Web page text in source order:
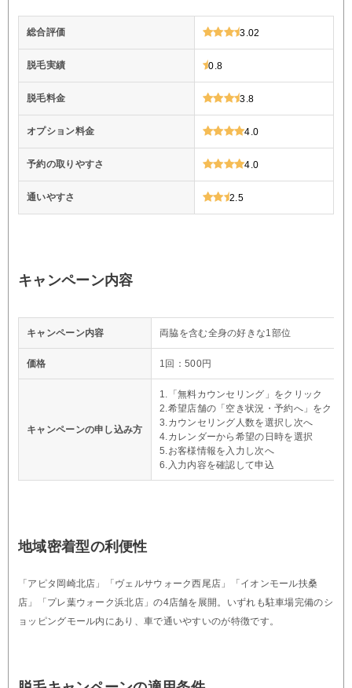
総合評価 3.02
脱毛実績 0.8
脱毛料金 3.8
オプション料金 4.0
予約の取りやすさ 4.0
通いやすさ 2.5
キャンペーン内容
キャンペーン内容 両脇を含む全身の好きな1部位
価格 1回：500円
キャンペーンの申し込み方
1.「無料カウンセリング」をクリック
2.希望店舗の「空き状況・予約へ」をクリ
3.カウンセリング人数を選択し次へ
4.カレンダーから希望の日時を選択
5.お客様情報を入力し次へ
6.入力内容を確認して申込
地域密着型の利便性
「アピタ岡崎北店」「ヴェルサウォーク西尾店」「イオンモール扶桑
店」「プレ葉ウォーク浜北店」の4店舗を展開。いずれも駐車場完備のシ
ョッピングモール内にあり、車で通いやすいのが特徴です。